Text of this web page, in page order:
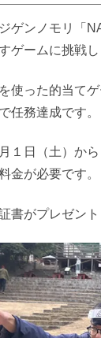
ゲンノモリ「
ゲームに挑戦し
った的当てゲ
任務達成です。
１日（土）か
金が必要です。
書がプレゼント